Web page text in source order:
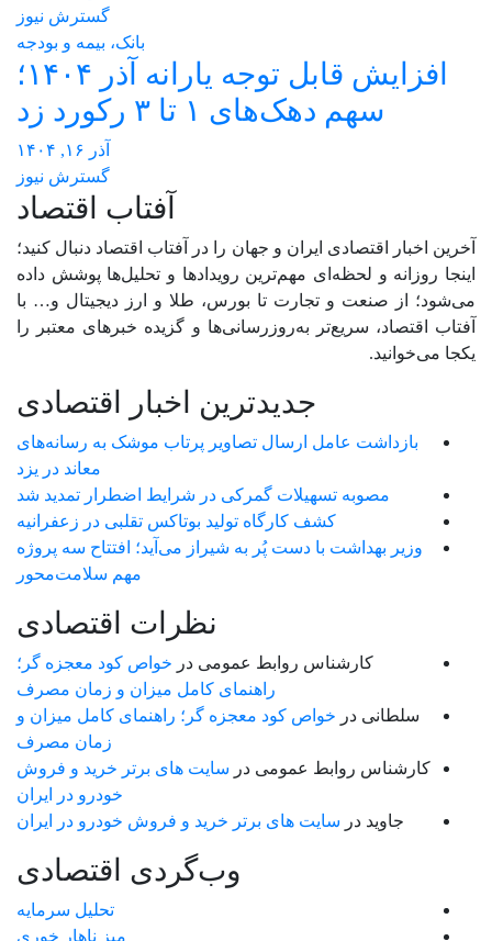
گسترش نیوز
بانک، بیمه و بودجه
افزایش قابل توجه یارانه آذر ۱۴۰۴؛
سهم دهک‌های ۱ تا ۳ رکورد زد
آذر ۱۶, ۱۴۰۴
گسترش نیوز
آفتاب اقتصاد
آخرین اخبار اقتصادی ایران و جهان را در آفتاب اقتصاد دنبال کنید؛
اینجا روزانه و لحظه‌ای مهم‌ترین رویدادها و تحلیل‌ها پوشش داده
می‌شود؛ از صنعت و تجارت تا بورس، طلا و ارز دیجیتال و… با
آفتاب اقتصاد، سریع‌تر به‌روزرسانی‌ها و گزیده خبرهای معتبر را
یکجا می‌خوانید.
جدیدترین اخبار اقتصادی
بازداشت عامل ارسال تصاویر پرتاب موشک به رسانه‌های
معاند در یزد
مصوبه تسهیلات گمرکی در شرایط اضطرار تمدید شد
کشف کارگاه تولید بوتاکس تقلبی در زعفرانیه
وزیر بهداشت با دست پُر به شیراز می‌آید؛ افتتاح سه پروژه
مهم سلامت‌محور
نظرات اقتصادی
کارشناس روابط عمومیدرخواص کود معجزه گر؛
راهنمای کامل میزان و زمان مصرف
سلطانیدرخواص کود معجزه گر؛ راهنمای کامل میزان و
زمان مصرف
کارشناس روابط عمومیدرسایت های برتر خرید و فروش
خودرو در ایران
جاویددرسایت های برتر خرید و فروش خودرو در ایران
وب‌گردی اقتصادی
تحلیل سرمایه
میز ناهار خوری